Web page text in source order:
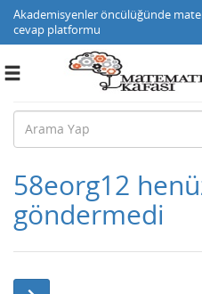
Akademisyenler öncülüğünde
cevap platformu
Toggle
58eorg12
göndermedi